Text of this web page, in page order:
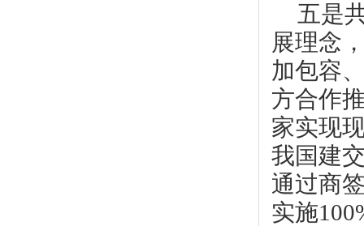
五是
展理念
加包容
方合作
家实现
我国建
通过商
实施